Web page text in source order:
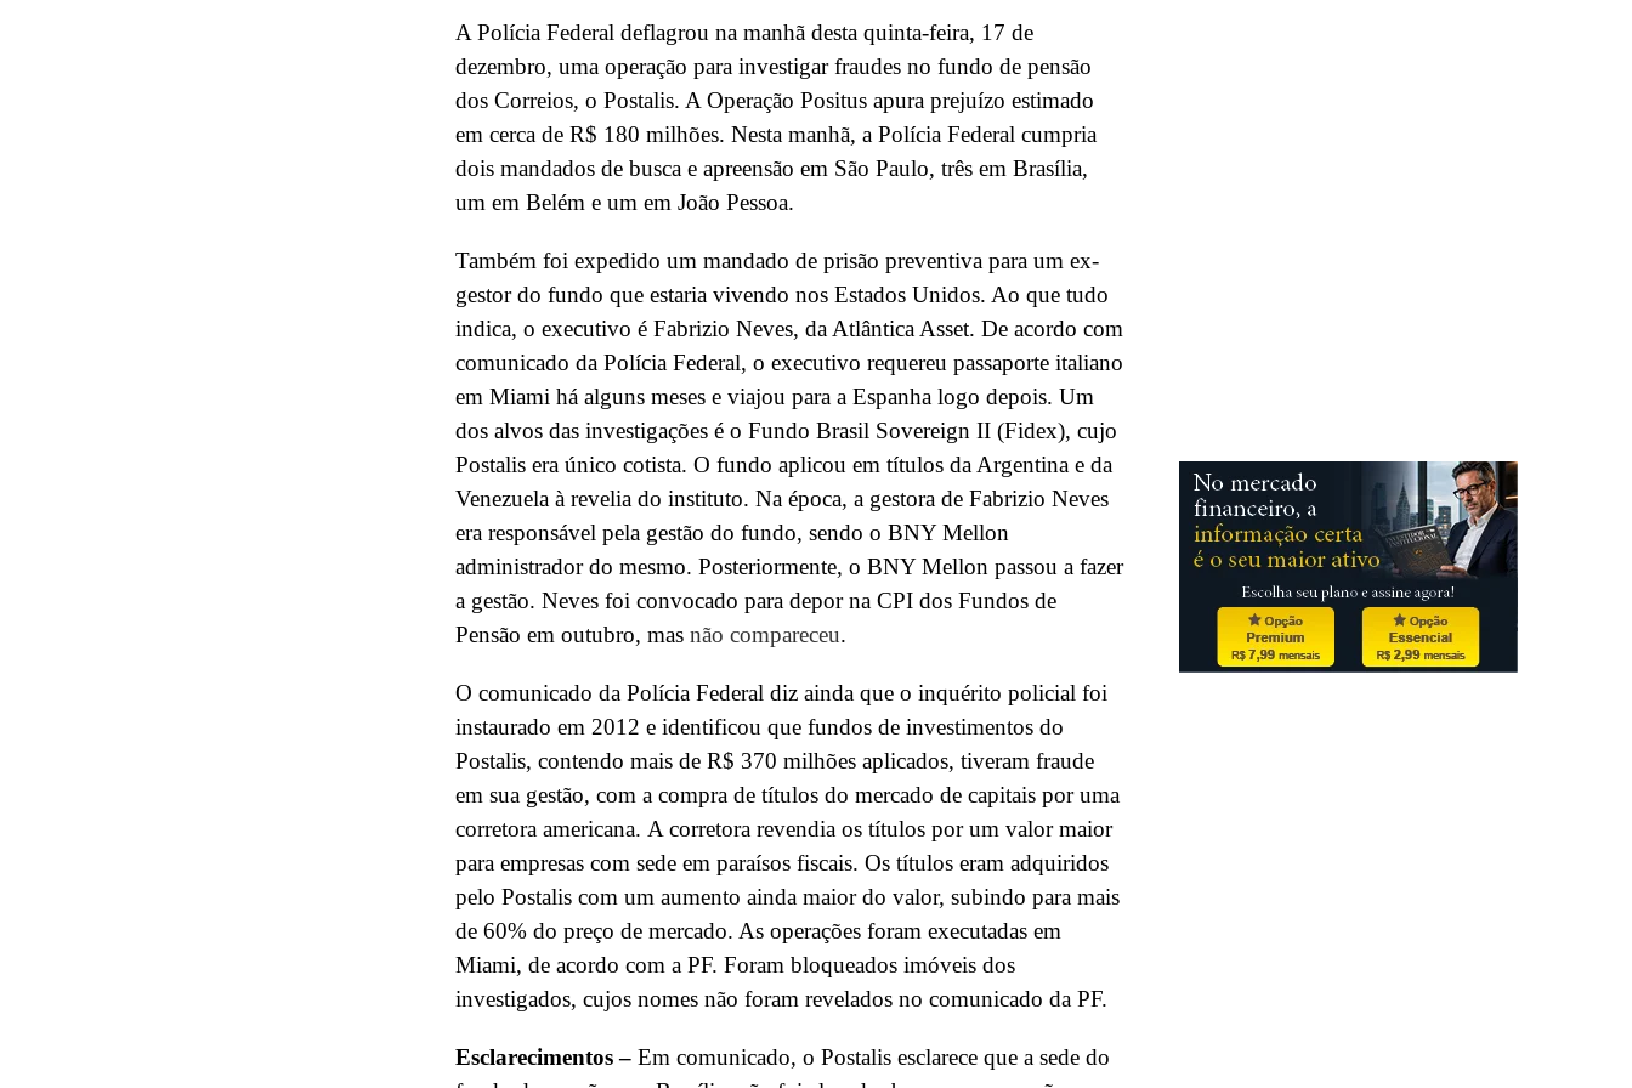
A Polícia Federal deflagrou na manhã desta quinta-feira, 17 de
dezembro, uma operação para investigar fraudes no fundo de pensão
dos Correios, o Postalis. A Operação Positus apura prejuízo estimado
em cerca de R$ 180 milhões. Nesta manhã, a Polícia Federal cumpria
dois mandados de busca e apreensão em São Paulo, três em Brasília,
um em Belém e um em João Pessoa.
Também foi expedido um mandado de prisão preventiva para um ex-
gestor do fundo que estaria vivendo nos Estados Unidos. Ao que tudo
indica, o executivo é Fabrizio Neves, da Atlântica Asset. De acordo com
comunicado da Polícia Federal, o executivo requereu passaporte italiano
em Miami há alguns meses e viajou para a Espanha logo depois. Um
dos alvos das investigações é o Fundo Brasil Sovereign II (Fidex), cujo
Postalis era único cotista. O fundo aplicou em títulos da Argentina e da
Venezuela à revelia do instituto. Na época, a gestora de Fabrizio Neves
era responsável pela gestão do fundo, sendo o BNY Mellon
administrador do mesmo. Posteriormente, o BNY Mellon passou a fazer
a gestão. Neves foi convocado para depor na CPI dos Fundos de
Pensão em outubro, mas não compareceu.
O comunicado da Polícia Federal diz ainda que o inquérito policial foi
instaurado em 2012 e identificou que fundos de investimentos do
Postalis, contendo mais de R$ 370 milhões aplicados, tiveram fraude
em sua gestão, com a compra de títulos do mercado de capitais por uma
corretora americana. A corretora revendia os títulos por um valor maior
para empresas com sede em paraísos fiscais. Os títulos eram adquiridos
pelo Postalis com um aumento ainda maior do valor, subindo para mais
de 60% do preço de mercado. As operações foram executadas em
Miami, de acordo com a PF. Foram bloqueados imóveis dos
investigados, cujos nomes não foram revelados no comunicado da PF.
Esclarecimentos – Em comunicado, o Postalis esclarece que a sede do